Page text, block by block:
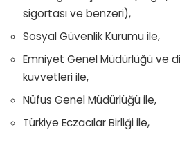
sigortası ve benzeri),
Sosyal Güvenlik Kurumu ile,
Emniyet Genel Müdürlüğü ve
kuvvetleri ile,
Nüfus Genel Müdürlüğü ile,
Türkiye Eczacılar Birliği ile,